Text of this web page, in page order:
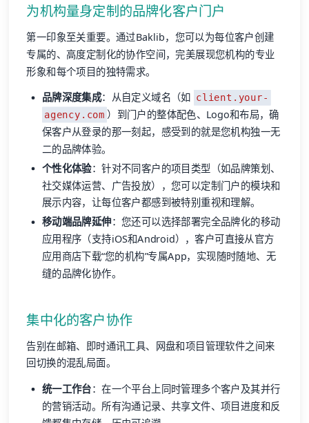
为机构量身定制的品牌化客户门户
第一印象至关重要。通过Baklib，您可以为每位客户创建
专属的、高度定制化的协作空间，完美展现您机构的专业
形象和每个项目的独特需求。
品牌深度集成：从自定义域名（如 client.your-
agency.com ）到门户的整体配色、Logo和布局，确
保客户从登录的那一刻起，感受到的就是您机构独一无
二的品牌体验。
个性化体验：针对不同客户的项目类型（如品牌策划、
社交媒体运营、广告投放），您可以定制门户的模块和
展示内容，让每位客户都感到被特别重视和理解。
移动端品牌延伸：您还可以选择部署完全品牌化的移动
应用程序（支持iOS和Android），客户可直接从官方
应用商店下载“您的机构”专属App，实现随时随地、无
缝的品牌化协作。
集中化的客户协作
告别在邮箱、即时通讯工具、网盘和项目管理软件之间来
回切换的混乱局面。
统一工作台：在一个平台上同时管理多个客户及其并行
的营销活动。所有沟通记录、共享文件、项目进度和反